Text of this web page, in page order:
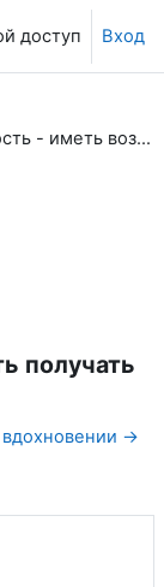
доступ Вход
Ценность - иметь возможность получать знания, неделя №188
получать
→